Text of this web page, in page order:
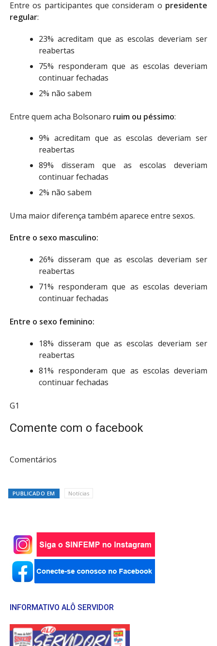
Entre os participantes que consideram o presidente
regular:
23% acreditam que as escolas deveriam ser
reabertas
75% responderam que as escolas deveriam
continuar fechadas
2% não sabem
Entre quem acha Bolsonaro ruim ou péssimo:
9% acreditam que as escolas deveriam ser
reabertas
89% disseram que as escolas deveriam
continuar fechadas
2% não sabem
Uma maior diferença também aparece entre sexos.
Entre o sexo masculino:
26% disseram que as escolas deveriam ser
reabertas
71% responderam que as escolas deveriam
continuar fechadas
Entre o sexo feminino:
18% disseram que as escolas deveriam ser
reabertas
81% responderam que as escolas deveriam
continuar fechadas
G1
Comente com o facebook
Comentários
PUBLICADO EM Notícias
INFORMATIVO ALÔ SERVIDOR